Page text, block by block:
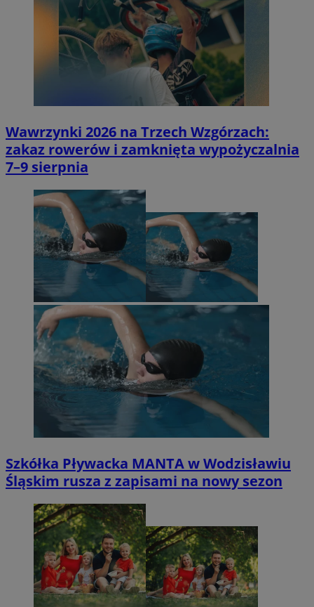
Wawrzynki 2026 na Trzech Wzgórzach:
zakaz rowerów i zamknięta wypożyczalnia
7–9 sierpnia
Szkółka Pływacka MANTA w Wodzisławiu
Śląskim rusza z zapisami na nowy sezon